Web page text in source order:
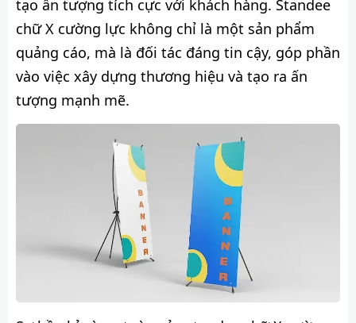
tạo ấn tượng tích cực với khách hàng. Standee
chữ X cường lực không chỉ là một sản phẩm
quảng cáo, mà là đối tác đáng tin cậy, góp phần
vào việc xây dựng thương hiệu và tạo ra ấn
tượng mạnh mẽ.